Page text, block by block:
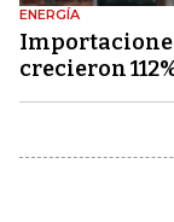
ENERGÍA
crecieron